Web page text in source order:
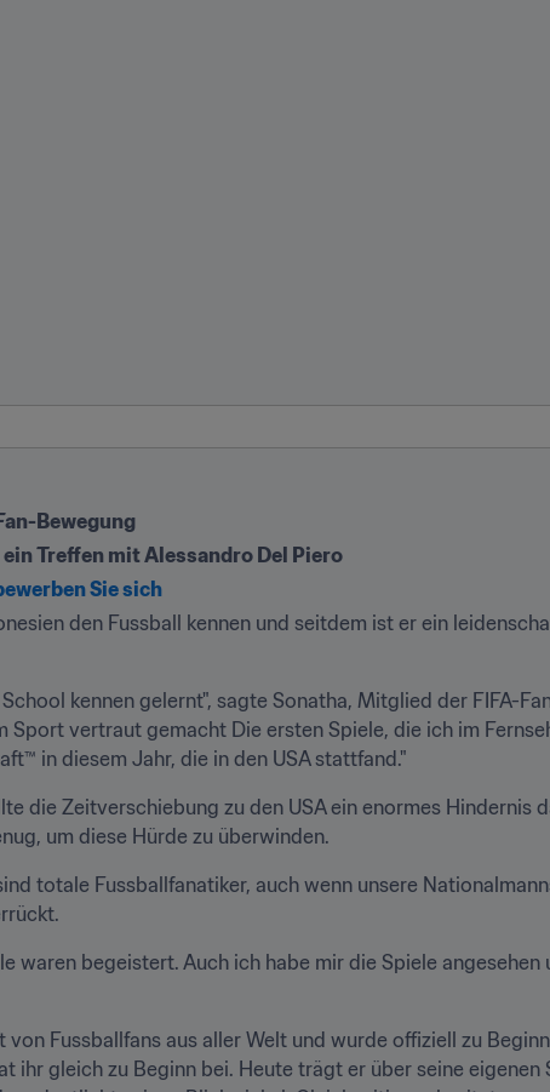
Bewegung
Treffen mit Alessandro Del Piero
Sie sich
den Fussball kennen und seitdem ist er ein
kennen gelernt", sagte Sonatha, Mitglied der FIFA-
Sport vertraut gemacht Die ersten Spiele, die ich im
in diesem Jahr, die in den USA stattfand."
die Zeitverschiebung zu den USA ein enormes Hindernis
um diese Hürde zu überwinden.
totale Fussballfanatiker, auch wenn unsere
waren begeistert. Auch ich habe mir die Spiele angesehen
Fussballfans aus aller Welt und wurde offiziell zu
ihr gleich zu Beginn bei. Heute trägt er über seine eigenen